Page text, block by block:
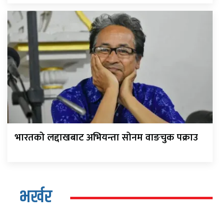
भारतको लद्दाखबाट अभियन्ता सोनम वाङचुक पक्राउ
भर्खर